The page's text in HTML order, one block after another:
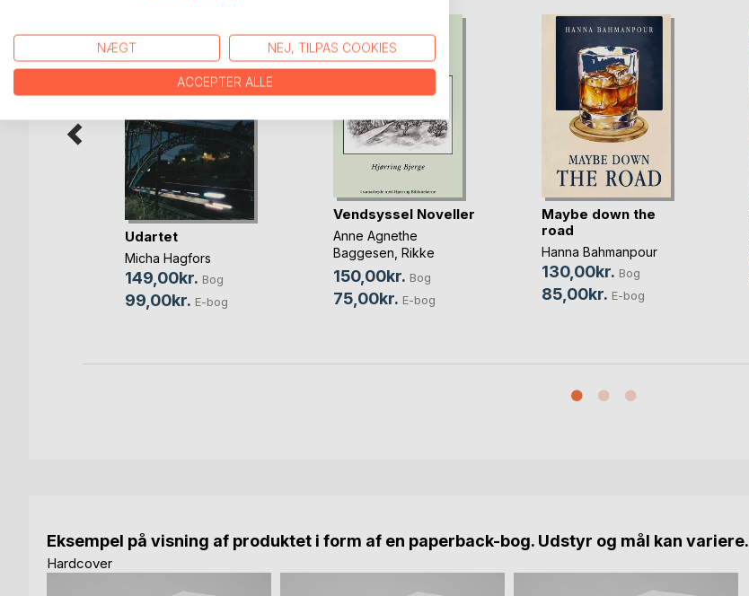
Udartet
Micha Hagfors
149,00kr. Bog
99,00kr. E-bog
Vendsyssel Noveller
Anne Agnethe
Baggesen Rikke
Lundsgaard Brøndt
150,00kr. Bog
75,00kr. E-bog
Maybe down the
road
Hanna Bahmanpour
130,00kr. Bog
85,00kr. E-bog
Eksempel på visning af produktet i form af en paperback-bog. Udstyr og mål kan variere.
Hardcover
NÆGT NEJ, TILPAS COOKIES
ACCEPTER ALLE